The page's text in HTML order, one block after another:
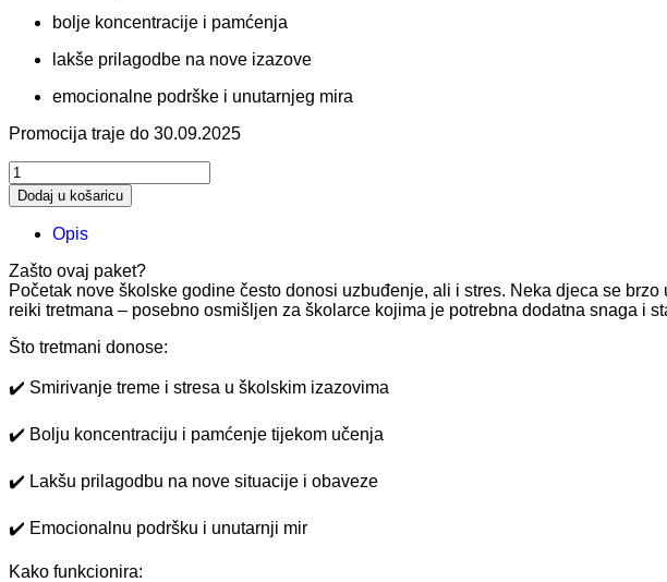
bolje koncentracije i pamćenja
lakše prilagodbe na nove izazove
emocionalne podrške i unutarnjeg mira
Promocija traje do 30.09.2025
Paket
od
3
reiki
tretmana
za
školarce
–
i
količina
Dodaj u košaricu
Opis
Zašto ovaj paket?
Početak nove školske godine često donosi uzbuđenje, ali i stres. Neka djeca se
reiki tretmana – posebno osmišljen za školarce kojima je potrebna dodatna snaga i
Što tretmani donose:
✔️ Smirivanje treme i stresa u školskim izazovima
✔️ Bolju koncentraciju i pamćenje tijekom učenja
✔️ Lakšu prilagodbu na nove situacije i obaveze
✔️ Emocionalnu podršku i unutarnji mir
Kako funkcionira: